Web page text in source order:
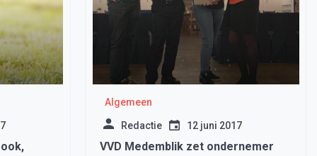
Algemeen
Redactie 12 juni 2017
VVD Medemblik zet ondernemer